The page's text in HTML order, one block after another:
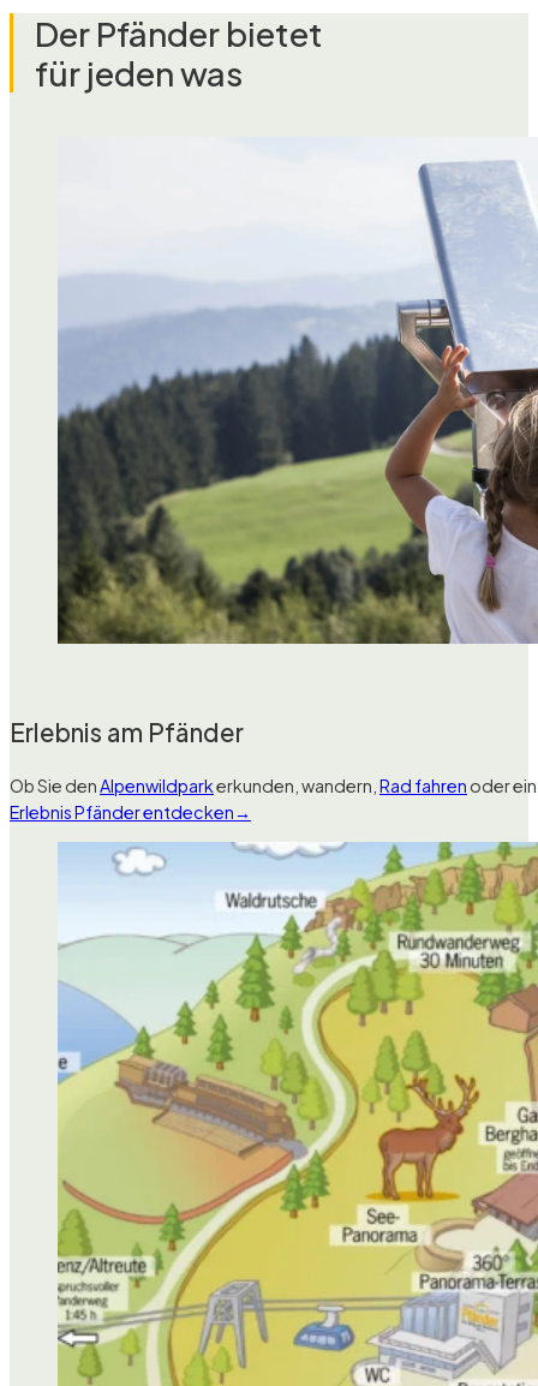
Der Pfänder bietet
für jeden was
Erlebnis am Pfänder
Ob Sie denAlpenwildparkerkunden, wandern, Rad fahren oder
Erlebnis Pfänder entdecken